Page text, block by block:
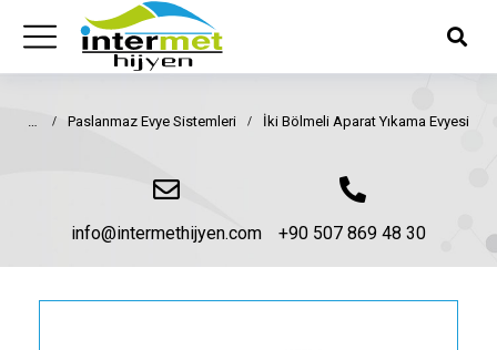
You are here:Paslanmaz Evye Sistemleri İki Bölmeli Aparat Yıkama Evyesi
info@intermethijyen.com +90 507 869 48 30